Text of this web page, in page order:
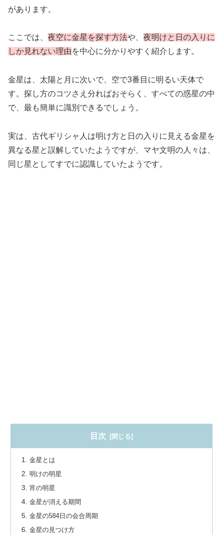
があります。
ここでは、 夜空に金星を探す方法や、 夜明けと日の入りに
しか見れない理由を中心に分かりやすく紹介します。
金星は、太陽と月に次いで、空で3番目に明るい天体で
す。探し方のコツさえ分ればおそらく、すべての惑星の中
で、最も簡単に識別できるでしょう。
実は、古代ギリシャ人は明け方と日の入りに見える金星を
異なる星と誤解していたようですが、マヤ文明の人々は、
同じ星としてすでに認識していたようです。
目次
金星とは
明けの明星
宵の明星
金星が消える期間
金星の584日の会合周期
金星の見つけ方